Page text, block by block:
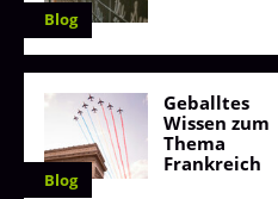
Blog
Blog
Geballtes
Wissen zum
Thema
Frankreich